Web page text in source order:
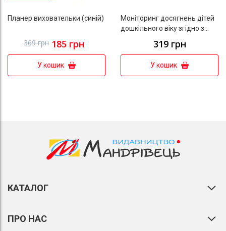
Планер виховательки (синій)
185 грн
369 грн
У кошик
Моніторинг досягнень дітей
дошкільного віку згідно з
дошкільної освіти
319 грн
У кошик
КАТАЛОГ
ПРО НАС